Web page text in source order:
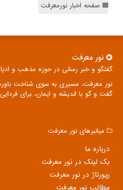
صفحه اخبار نورمعرفت
نور معرفت
گفتگو و خبر رسانی در حوزه مذهب و
نور معرفت، مسیری به سوی شناخت
گفت و گو با اندیشه و ایمان، برای
میانبرهای نور معرفت
درباره ما
بک لینک در نور معرفت
رپورتاژ در نور معرفت
مطالب نور معرفت